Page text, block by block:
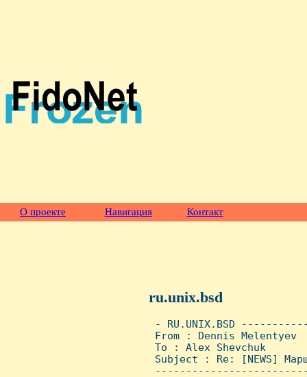
О проекте Навигация Контакт
ru.unix.bsd
- RU.UNIX.BSD
From : Dennis
To : Alex Shevchuk
Subject : Re: [NEWS]